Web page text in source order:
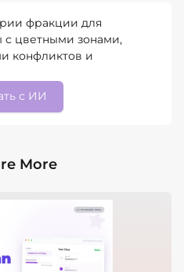
фракции для
цветными зонами,
конфликтов и
с ИИ
More